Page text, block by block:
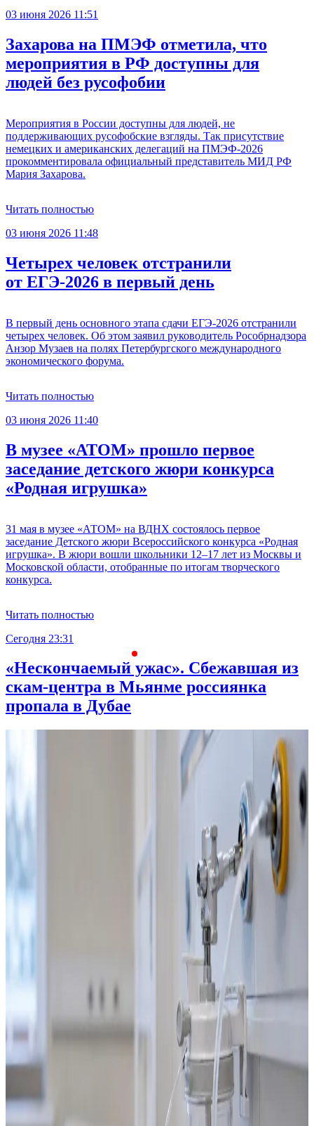
03 июня 2026 11:51
Захарова на ПМЭФ отметила, что
мероприятия в РФ доступны для
людей без русофобии
Мероприятия в России доступны для людей, не
поддерживающих русофобские взгляды. Так присутствие
немецких и американских делегаций на ПМЭФ-2026
прокомментировала официальный представитель МИД РФ
Мария Захарова.
Читать полностью
03 июня 2026 11:48
Четырех человек отстранили
от ЕГЭ-2026 в первый день
В первый день основного этапа сдачи ЕГЭ-2026 отстранили
четырех человек. Об этом заявил руководитель Рособрнадзора
Анзор Музаев на полях Петербургского международного
экономического форума.
Читать полностью
03 июня 2026 11:40
В музее «АТОМ» прошло первое
заседание детского жюри конкурса
«Родная игрушка»
31 мая в музее «АТОМ» на ВДНХ состоялось первое
заседание Детского жюри Всероссийского конкурса «Родная
игрушка». В жюри вошли школьники 12–17 лет из Москвы и
Московской области, отобранные по итогам творческого
конкурса.
Читать полностью
Сегодня 23:31
«Нескончаемый ужас». Сбежавшая из
скам-центра в Мьянме россиянка
пропала в Дубае